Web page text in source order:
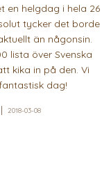
en helgdag i hela 26
tycker det borde
än någonsin.
lista över Svenska
kika in på den. Vi
dag!
2018-03-08